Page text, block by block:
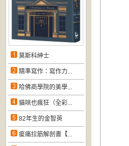
莫斯科紳士
精準寫作：寫作力...
哈佛商學院的美學...
貓咪也瘋狂（全彩...
82年生的金智英
痠痛拉筋解剖書【...